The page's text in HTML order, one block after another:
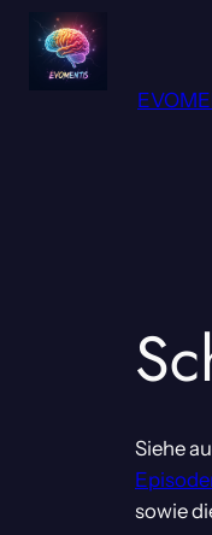
Zum
Inhalt
springen
Siehe
sowie